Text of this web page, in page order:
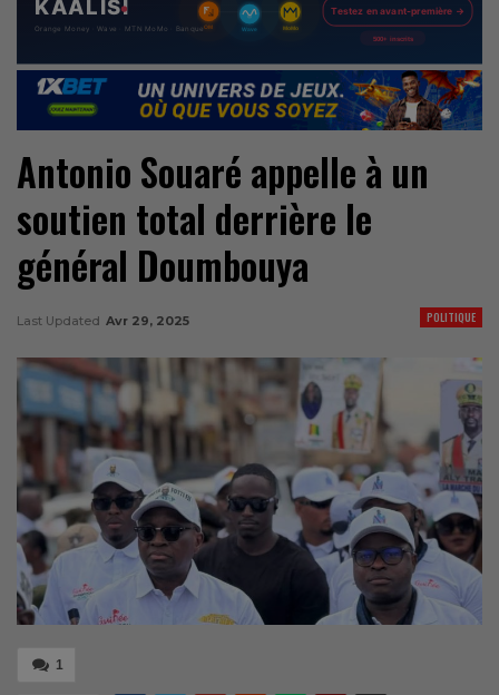
Antonio Souaré appelle à un
soutien total derrière le
général Doumbouya
POLITIQUE
Last Updated Avr 29, 2025
1